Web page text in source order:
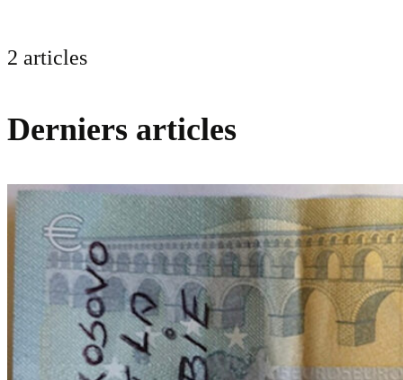
2 articles
Derniers articles